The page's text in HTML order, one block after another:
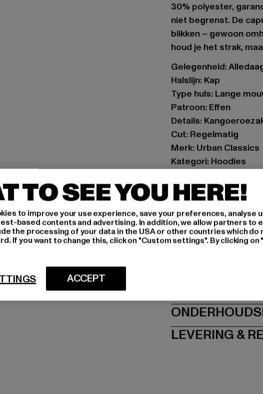
30% polyester,
niet begrenst. De
blikken – gewoon
houd je het strak,
Gelegenheid:
Halslijn: Kap
Type huls: Lange
Patroon: Effen
Details:
Cut: Regelmatig
Merk: Urban Classics
Kategori: Hoodies
Kleur fabrikant:
Materiële
Art.Nr: TB6750-18327
Fabrikant: TB
Dr.-Robert-Murjahn-
LEVERING &
TO SEE YOU HERE!
to improve your use experience, save your preferences, analyse
based contents and advertising. In addition, we allow partners to
the processing of your data in the USA or other countries which do
If you want to change this, click on "Custom settings". By clicking
ACCEPT